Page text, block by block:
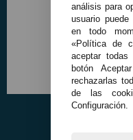
análisis para
usuario
en todo
«Política de
aceptar
botón
rechazarlas
de las
Configuración.